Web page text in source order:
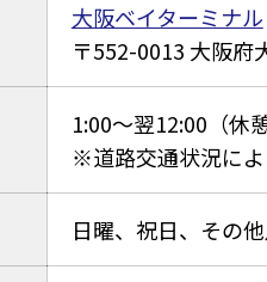
大阪ベイターミナル
552-0013 大阪府
1:00～翌12:00（休
※道路交通状況に
日曜、祝日、その